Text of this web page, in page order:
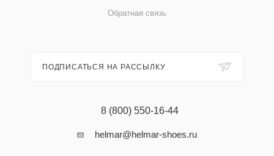
Обратная связь
ПОДПИСАТЬСЯ НА РАССЫЛКУ
8 (800) 550-16-44
helmar@helmar-shoes.ru